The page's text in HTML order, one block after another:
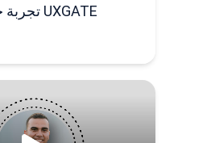
تجربة حلوة اوى مع UXGATE